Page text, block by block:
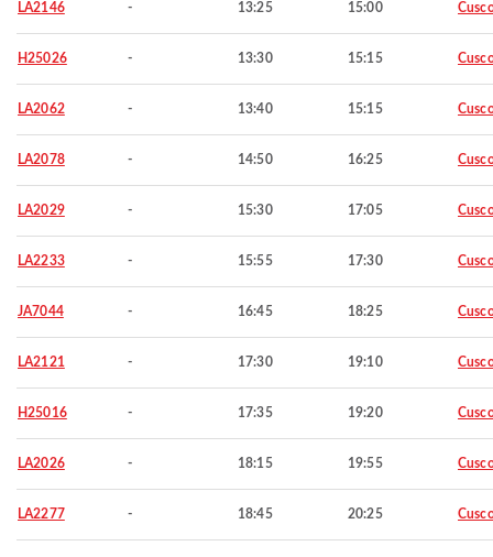
LA2146 - 13:25 15:00
H25026 - 13:30 15:15
LA2062 - 13:40 15:15
LA2078 - 14:50 16:25
LA2029 - 15:30 17:05
LA2233 - 15:55 17:30
JA7044 - 16:45 18:25
LA2121 - 17:30 19:10
H25016 - 17:35 19:20
LA2026 - 18:15 19:55
LA2277 - 18:45 20:25